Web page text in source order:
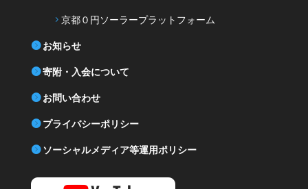
京都０円ソーラープラットフォーム
お知らせ
寄附・入会について
お問い合わせ
プライバシーポリシー
ソーシャルメディア等運用ポリシー